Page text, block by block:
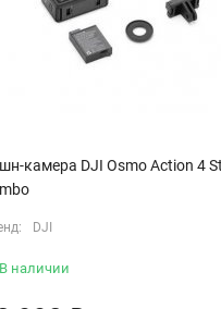
и кадрирования
камера DJI Osmo Action 4
DJI
В наличии